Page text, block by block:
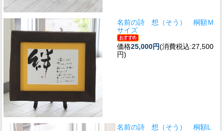
名前の詩 想（そう） 桐額Ｍ
サイズ
価格25,000円(消費税込:27,500
円)
名前の詩 想（そう） 桐額L